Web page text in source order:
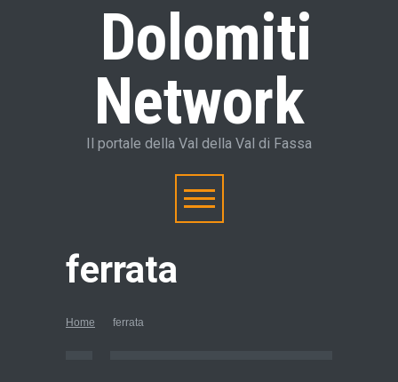
Dolomiti
Network
Il portale della Val della Val di Fassa
ferrata
Home ferrata